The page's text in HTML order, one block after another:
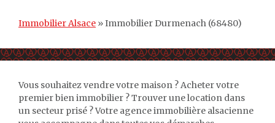
Immobilier Alsace »Immobilier Durmenach (68480)
Vous souhaitez vendre votre maison ? Acheter votre
premier bien immobilier ? Trouver une location dans
un secteur prisé ? Votre agence immobilière alsacienne